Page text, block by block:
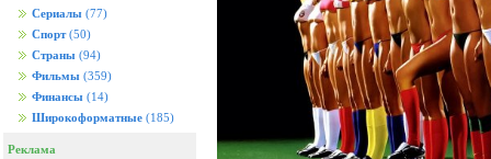
Сериалы (77)
Спорт (50)
Страны (94)
Фильмы (359)
Финансы (14)
Широкоформатные (185)
Реклама